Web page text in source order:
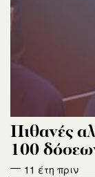
Πιθανές
100
11 έτη πριν